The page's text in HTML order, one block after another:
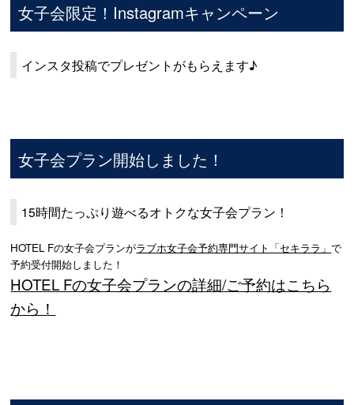
女子会限定！Instagramキャンペーン
インスタ投稿でプレゼントがもらえます♪
女子会プラン開始しました！
15時間たっぷり遊べるオトクな女子会プラン！
HOTEL Fの女子会プランがラブホ女子会予約専門サイト「セキララ」で
予約受付開始しました！
HOTEL Fの女子会プランの詳細/ご予約はこちら
から！